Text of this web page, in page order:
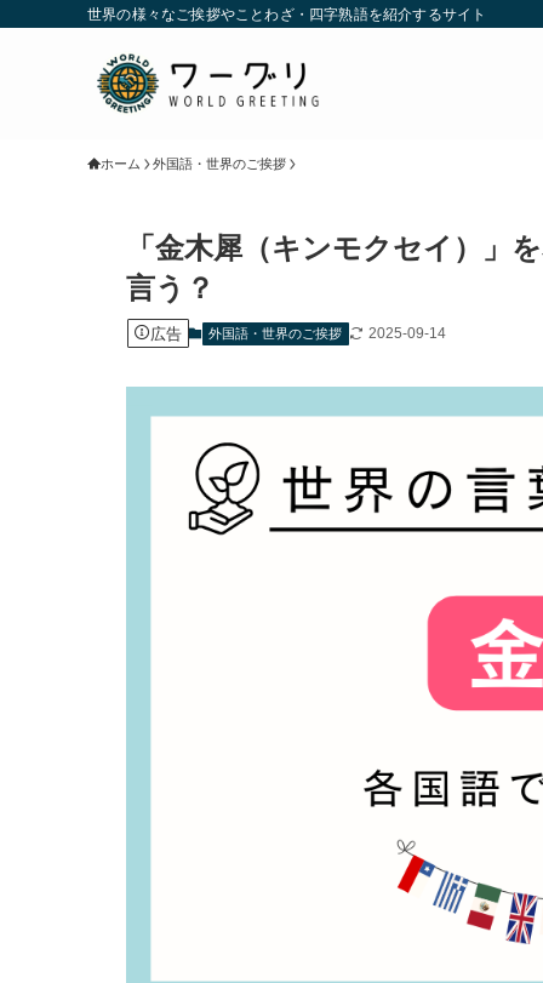
世界の様々なご挨拶やことわざ・四字熟語を紹介するサイト
ホーム 外国語・世界のご挨拶
「金木犀（キンモクセイ）」
言う？
広告 外国語・世界のご挨拶 2025-09-14